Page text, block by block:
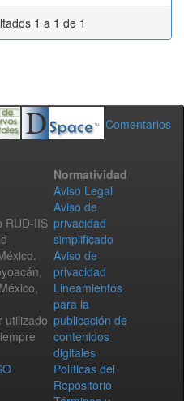
1 a 1 de 1
Comentarios
RUD-IIS
utilizado
Normatividad
Aviso Legal
Aviso de
privacidad
simplificado
Aviso de
privacidad
Lineamientos
para la
publicación de
contenidos
digitales
Políticas del
Repositorio